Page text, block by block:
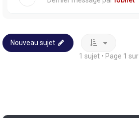
Nouveau sujet
1 sujet • Page 1 sur